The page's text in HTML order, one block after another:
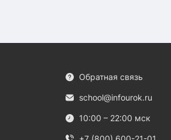
Обратная связь
school@infourok.ru
10:00 – 22:00 мск